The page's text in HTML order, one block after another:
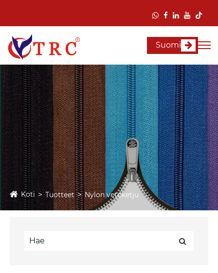
Suomi
Koti Tuotteet Nylon vetoketju